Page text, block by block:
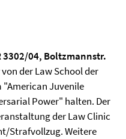
3302/04, Boltzmannstr.
der Law School der
"American Juvenile
Power" halten. Der
der Law Clinic
Strafvollzug. Weitere